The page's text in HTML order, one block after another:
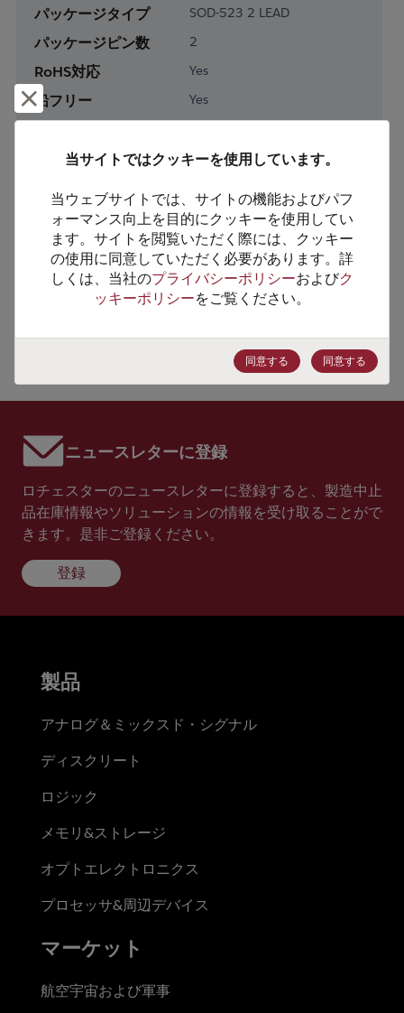
パッケージタイプ SOD-523 2 LEAD
パッケージピン数 2
RoHS対応 Yes
鉛フリー Yes
梱包数 3000
製品カテゴリー Discretes
製品サブカテゴリー Diodes
製品グループ Zener Diodes/ Volt Ref
HTSコード 8541.10.0050
ニュースレターに登録
ロチェスターのニュースレターに登録すると、製造中止
品在庫情報やソリューションの情報を受け取ることがで
きます。是非ご登録ください。
登録
却下して閉じる
当サイトではクッキーを使用しています。
当ウェブサイトでは、サイトの機能およびパフ
ォーマンス向上を目的にクッキーを使用してい
ます。サイトを閲覧いただく際には、クッキー
の使用に同意していただく必要があります。詳
しくは、当社のプライバシーポリシーおよびク
ッキーポリシーをご覧ください。
同意する 同意する
製品
アナログ＆ミックスド・シグナル
ディスクリート
ロジック
メモリ&ストレージ
オプトエレクトロニクス
プロセッサ&周辺デバイス
マーケット
航空宇宙および軍事